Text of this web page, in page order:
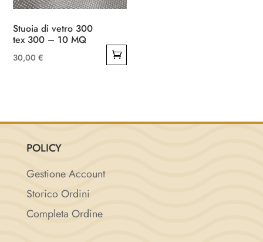
Stuoia di vetro 300
tex 300 – 10 MQ
30,00€
POLICY
Gestione Account
Storico Ordini
Completa Ordine